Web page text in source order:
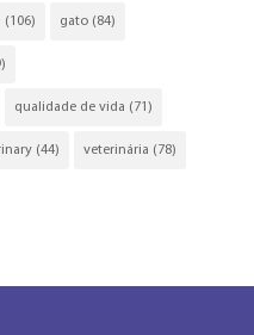
(106) gato(84)
qualidade de vida (71)
(44) veterinária (78)